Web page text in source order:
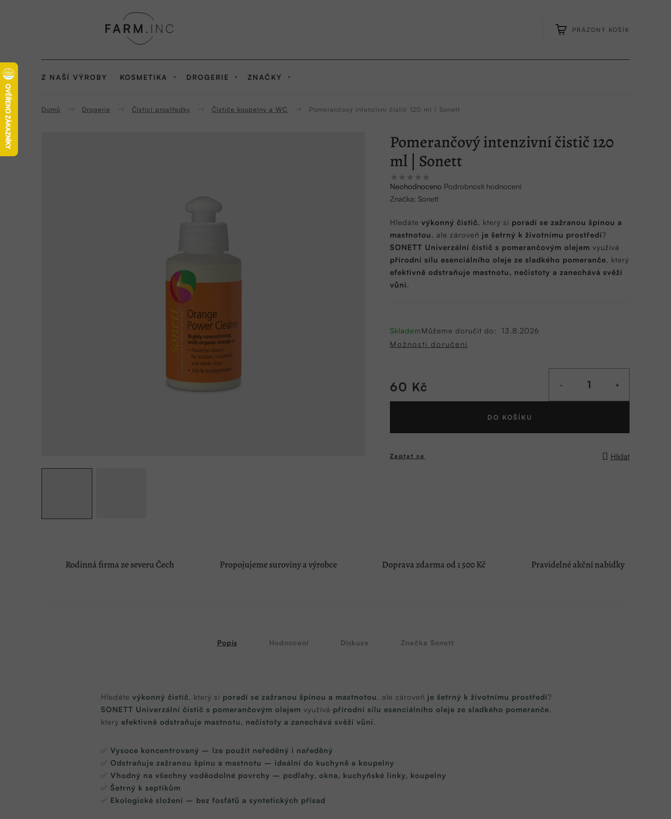
PRÁZDNÝ KOŠÍK
Z NAŠÍ VÝROBY KOSMETIKA DROGERIE ZNAČKY
Domů Drogerie Čistící prostředky Čističe koupelny a WC Pomerančový intenzivní čistič 120 ml | Sonett
Pomerančový intenzivní čistič 120
ml | Sonett
Průměrné
hodnocení
produktu
hvězdiček.
Neohodnoceno Podrobnosti hodnocení
Značka: Sonett
Hledáte výkonný čistič, který si poradí se zažranou špínou a
mastnotou, ale zároveň je šetrný k životnímu prostředí?
SONETT Univerzální čistič s pomerančovým olejem využívá
přírodní sílu esenciálního oleje ze sladkého pomeranče, který
efektivně odstraňuje mastnotu, nečistoty a zanechává svěží
vůni.
SklademMůžeme doručit do:
13.8.2026
Možnosti doručení
60 Kč
DO KOŠÍKU
Zeptat se Hlídat
Rodinná firma ze severu Čech Propojujeme suroviny a výrobce Doprava zdarma od 1 500 Kč Pravidelné akční nabídky
Popis Hodnocení Diskuze Značka Sonett
Hledáte výkonný čistič, který si poradí se zažranou špínou a mastnotou, ale zároveň je šetrný k životnímu prostředí?
SONETT Univerzální čistič s pomerančovým olejem využívá přírodní sílu esenciálního oleje ze sladkého pomeranče,
který efektivně odstraňuje mastnotu, nečistoty a zanechává svěží vůni.
✅ Vysoce koncentrovaný – lze použít neředěný i naředěný
✅ Odstraňuje zažranou špínu a mastnotu – ideální do kuchyně a koupelny
✅ Vhodný na všechny voděodolné povrchy – podlahy, okna, kuchyňské linky, koupelny
✅ Šetrný k septikům
✅ Ekologické složení – bez fosfátů a syntetických přísad